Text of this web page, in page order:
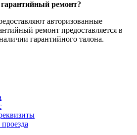
ремонт?
авторизованные
ремонт предоставляется в
гарантийного талона.